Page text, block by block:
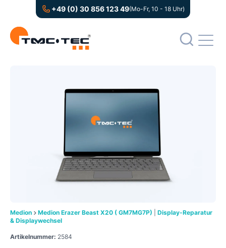
+49 (0) 30 856 123 49(Mo-Fr, 10 - 18 Uhr)
Medion Medion Erazer Beast X20 ( GM7MG7P)
Display-Reparatur
& Displaywechsel
Artikelnummer: 2584